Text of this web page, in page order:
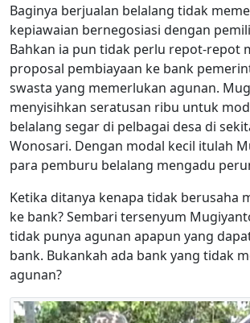
Baginya berjualan belalang tidak
kepiawaian bernegosiasi dengan
Bahkan ia pun tidak perlu repot-repot
proposal pembiayaan ke bank
swasta yang memerlukan agunan.
menyisihkan seratusan ribu untuk
belalang segar di pelbagai desa di
Wonosari. Dengan modal kecil itulah
para pemburu belalang mengadu
Ketika ditanya kenapa tidak berusaha
ke bank? Sembari tersenyum
tidak punya agunan apapun yang
bank. Bukankah ada bank yang tidak
agunan?